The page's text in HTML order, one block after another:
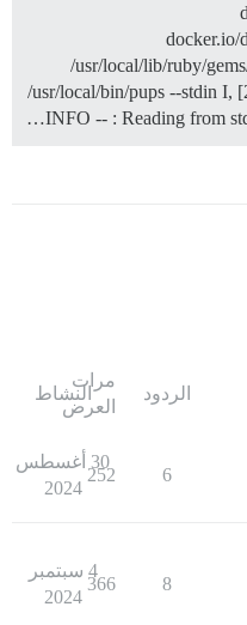
docker.io/
/usr/local/lib/ruby/
/usr/local/bin/pups --stdin I,
INFO -- : Reading from
الردود
مرات
العرض
النشاط
6
252
30 أغسطس
2024
8
366
4 سبتمبر
2024